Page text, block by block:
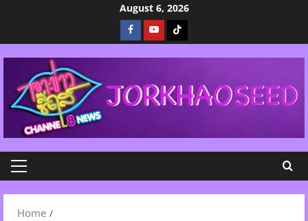
content
August 6, 2026
Facebook
YoutubeTiktok
Primary
Home